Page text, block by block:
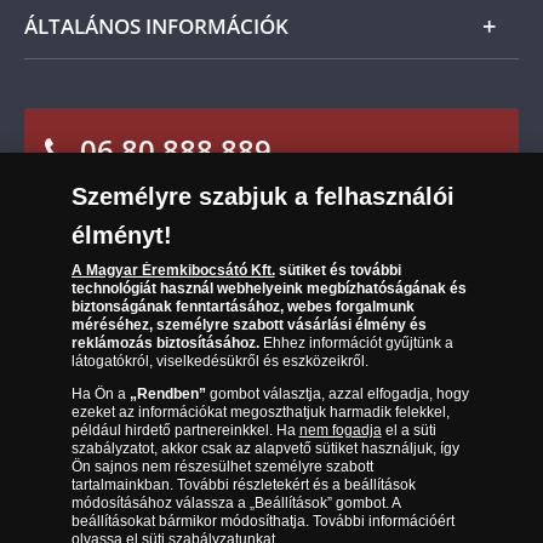
Ügyfélszolgálat
Leiratkozás a hírlevélről
ÁLTALÁNOS INFORMÁCIÓK
Sütik (cookies) használata
Süti (cookies)Beállítások
Társaságunkról
Az érmék és érmek ára és értéke
Gyakran ismételt kérdések
Adatkezelés
06 80 888 889
(díjmentesen hívható hétfőtől csütörtökig 9.00 és 17.00
óra között, péntekenként 9.00 és 15.00 óra között)
Személyre szabjuk a felhasználói
élményt!
A Magyar Éremkibocsátó Kft.sütiket és további
technológiát használ webhelyeink megbízhatóságának és
biztonságának fenntartásához, webes forgalmunk
méréséhez, személyre szabott vásárlási élmény és
reklámozás biztosításához.Ehhez információt gyűjtünk a
látogatókról, viselkedésükről és eszközeikről.
Ha Ön a „Rendben”gombot választja, azzal elfogadja, hogy
ezeket az információkat megoszthatjuk harmadik felekkel,
például hirdető partnereinkkel. Ha nem fogadjael a süti
szabályzatot, akkor csak az alapvető sütiket használjuk, így
Ön sajnos nem részesülhet személyre szabott
tartalmainkban. További részletekért és a beállítások
módosításához válassza a „Beállítások” gombot. A
beállításokat bármikor módosíthatja. További információért
olvassa el süti szabályzatunkat.